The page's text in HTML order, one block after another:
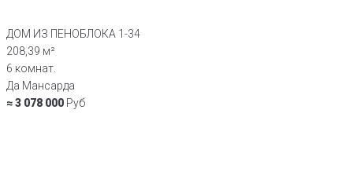
ДОМ ИЗ ПЕНОБЛОКА 1-34
208,39 м²
6 комнат.
Да Мансарда
≈ 3 078 000 Руб